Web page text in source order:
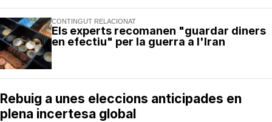
CONTINGUT RELACIONAT
Els experts recomanen "guardar diners
en efectiu" per la guerra a l'Iran
Rebuig a unes eleccions anticipades en
plena incertesa global